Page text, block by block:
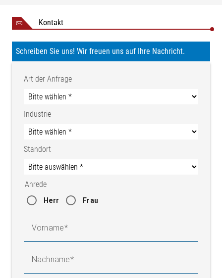
Kontakt
Schreiben Sie uns! Wir freuen uns auf Ihre Nachricht.
Art der Anfrage
Industrie
Standort
Anrede
Herr Frau
Vorname
Nachname